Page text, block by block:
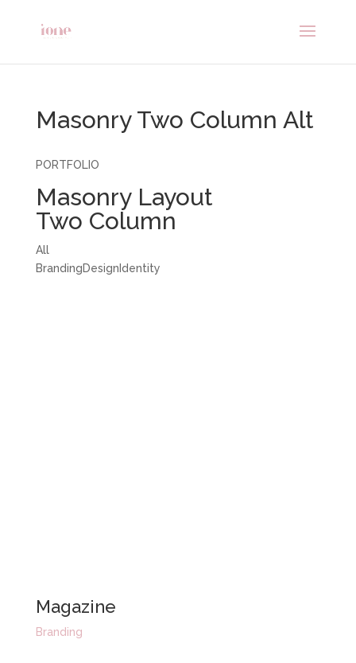
Masonry Two Column Alt
PORTFOLIO
Masonry Layout
Two Column
All
BrandingDesignIdentity
Magazine
Branding